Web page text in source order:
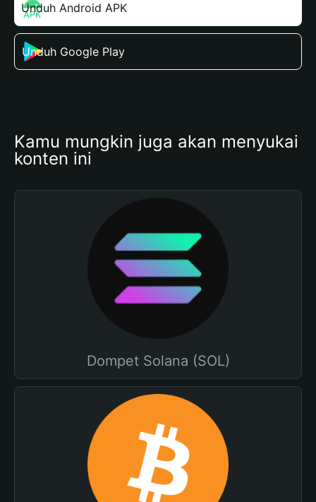
Unduh Android APK
Unduh Google Play
Kamu mungkin juga akan menyukai
konten ini
Dompet Solana (SOL)